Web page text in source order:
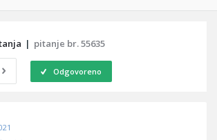
| pitanje br. 55635
Odgovoreno